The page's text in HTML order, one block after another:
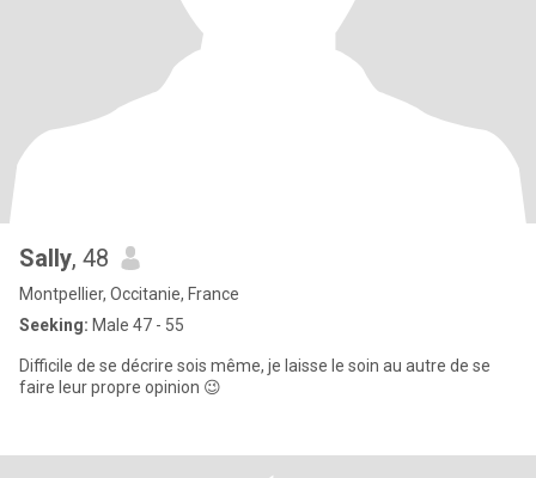
Sally, 48
Montpellier, Occitanie, France
Seeking: Male 47 - 55
Difficile de se décrire sois même, je laisse le soin au autre de se
faire leur propre opinion 😉